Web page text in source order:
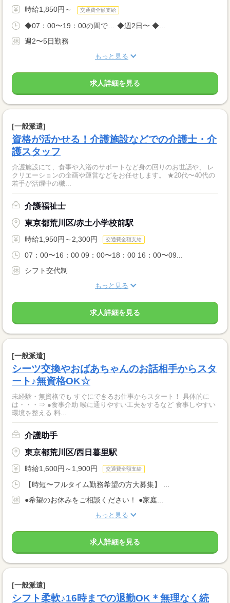
時給1,850円～ 交通費全額支給
◆07：00〜19：00の間で… ◆週2日〜 ◆...
週2〜5日勤務
もっと見る
求人詳細を見る
[一般派遣]
資格が活かせる！介護施設などでの介護士・介
護スタッフ
介護施設にて、食事や入浴のサポートなど身の回りのお世話や、 レ
クリエーションの企画や運営などをお任せします。 ★20代〜40代の
若手が活躍中の職...
介護福祉士
東京都荒川区/赤土小学校前駅
時給1,950円～2,300円 交通費全額支給
07：00〜16：00 09：00〜18：00 16：00〜09...
シフト交代制
もっと見る
求人詳細を見る
[一般派遣]
シーツ交換やおばあちゃんのお話相手からスタ
ート♪無資格OK☆
未経験・無資格でも すぐにできるお仕事からスタート！ 具体的に
は・・・⇒ ●食事介助 喉に通りやすい工夫をするなど 食事しやすい
環境を整える 料...
介護助手
東京都荒川区/西日暮里駅
時給1,600円～1,900円 交通費全額支給
【時短〜フルタイム勤務希望の方大募集】 ...
●希望のお休みをご相談ください！ ●家庭...
もっと見る
求人詳細を見る
[一般派遣]
シフト柔軟♪16時までの退勤OK＊無理なく続